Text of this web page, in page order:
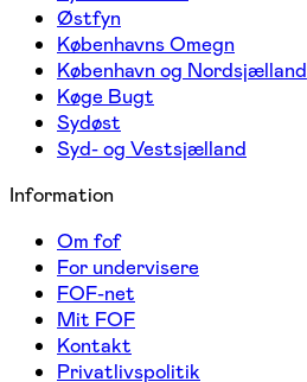
Østfyn
Københavns Omegn
København og Nordsjælland
Køge Bugt
Sydøst
Syd- og Vestsjælland
Information
Om fof
For undervisere
FOF-net
Mit FOF
Kontakt
Privatlivspolitik